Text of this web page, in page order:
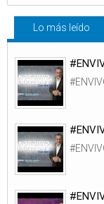
Lo más leído